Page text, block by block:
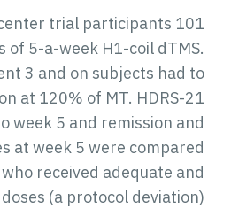
trial participants
of 5-a-week H1-coil dTMS.
3 and on subjects had to
at 120% of MT. HDRS-21
week 5 and remission and
at week 5 were compared
received adequate and
(a protocol deviation).